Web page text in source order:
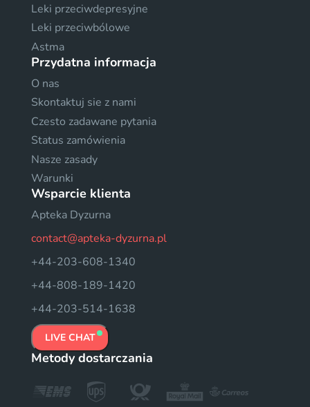
Leki przeciwdepresyjne
Leki przeciwbólowe
Astma
Przydatna informacja
O nas
Skontaktuj sie z nami
Czesto zadawane pytania
Status zamówienia
Nasze zasady
Warunki
Wsparcie klienta
Apteka Dyzurna
contact@apteka-dyzurna.pl
+44-203-608-1340
+44-808-189-1420
+44-203-514-1638
LIVE CHAT
Metody dostarczania